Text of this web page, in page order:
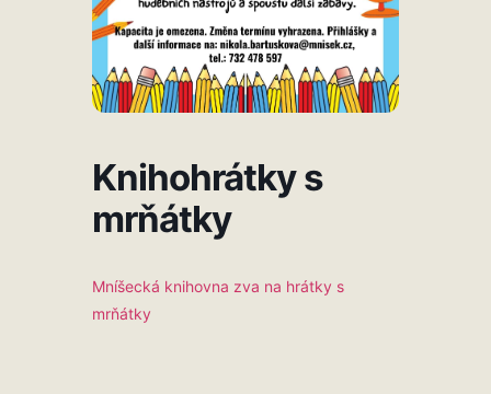
Knihohrátky s
mrňátky
Mníšecká knihovna zva na hrátky s
mrňátky